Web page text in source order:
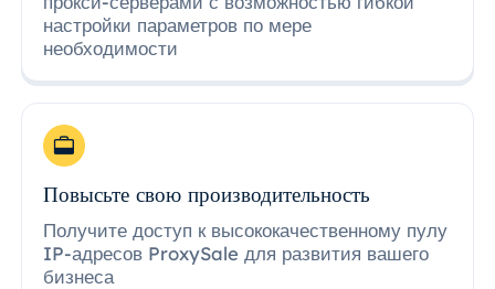
настройки параметров по мере
необходимости
Повысьте свою производительность
Получите доступ к высококачественному пулу
IP-адресов ProxySale для развития вашего
бизнеса